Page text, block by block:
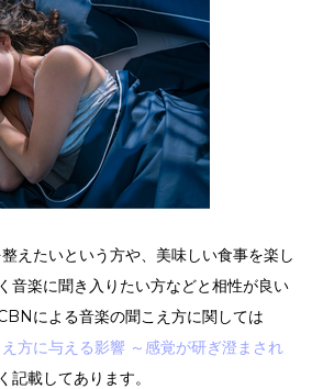
えたいという方や、美味しい食事を楽し
音楽に聞き入りたい方などと相性が良い
による音楽の聞こえ方に関しては
方に与える影響 ～感覚が研ぎ澄まされ
記載してあります。